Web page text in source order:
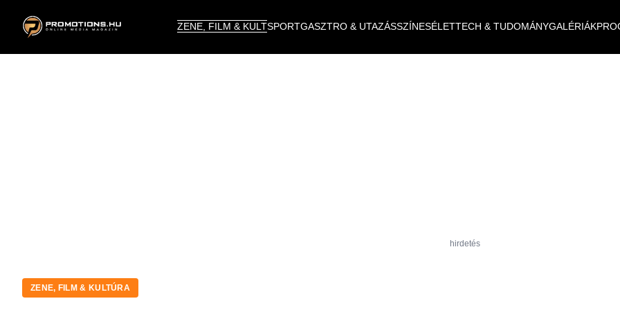
ZENE, FILM & KULTSPORTGASZTRO & UTAZÁSSZÍNESÉLETTECH & TUDOMÁNYGALÉRIÁK
hirdetés
ZENE, FILM & KULTÚRA